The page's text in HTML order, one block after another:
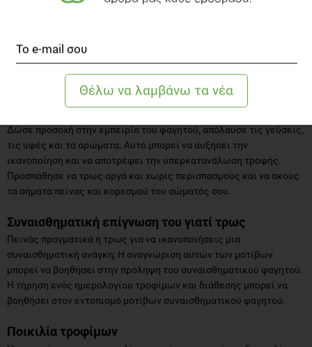
Εμφαση στο συναίσθημα
φίλους, την οικογένεια ή έναν επαγγελματία ψυχικής υγείας και
την εύρεση μη διατροφικών πηγών ευχαρίστησης, όπως τα χόμπι,
Προσοχή στην εμπειρία του φαγητού
Δώσε προσοχή στην εμπειρία του φαγητού, απόλαυσε τις γεύσεις,
τις υφές και τα αρώματα. Αυτό μπορεί να αυξήσει την
ικανοποίηση και να αποτρέψει την υπερκατανάλωση τροφής.
Προσπάθησε να τρως αργά και χωρίς περισπασμούς και να ακούς
τα σήματα πείνας και κορεσμού του σώματός σου.
Συναισθηματική επίγνωση του γιατί τρως
Πεινάς πραγματικά ή τρως για να ικανοποιήσεις μια
συναισθηματική ανάγκη; Η αναγνώριση αυτών των μοτίβων
μπορεί να βοηθήσει στην πρόληψη του συναισθηματικού φαγητού.
Η τήρηση ενός ημερολογίου τροφίμων και διάθεσης μπορεί να
βοηθήσει στον εντοπισμό μοτίβων συναισθηματικού φαγητού.
Ποικιλία τροφίμων